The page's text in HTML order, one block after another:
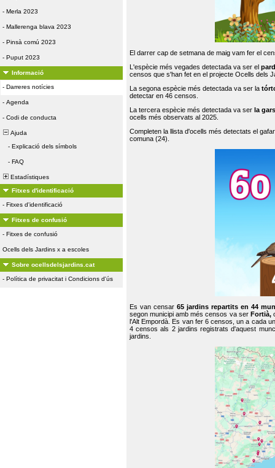
- Merla 2023
- Mallerenga blava 2023
- Pinsà comú 2023
- Puput 2023
Informació
- Darreres notícies
- Agenda
- Codi de conducta
Ajuda
- Explicació dels símbols
- FAQ
Estadístiques
Fitxes d'identificació
- Fitxes d'identificació
Fitxes de confusió
- Fitxes de confusió
Ocells dels Jardins x a escoles
Sobre ocellsdelsjardins.cat
- Política de privacitat i Condicions d'ús
El darrer cap de setmana de maig vam fer el
L'espècie més vegades detectada va ser el
censos que s'han fet en el projecte Ocells dels
La segona espècie més detectada va ser la
detectar en 46 censos.
La tercera espècie més detectada va ser la
ocells més observats al 2025.
Completen la llista d'ocells més detectats el
comuna (24).
Es van censar65 jardins repartits en 44
segon municipi amb més censos va ser Fortià,
l'Alt Empordà. Es van fer 6 censos, un a cada
4 censos als 2 jardins registrats d'aquest
jardins.